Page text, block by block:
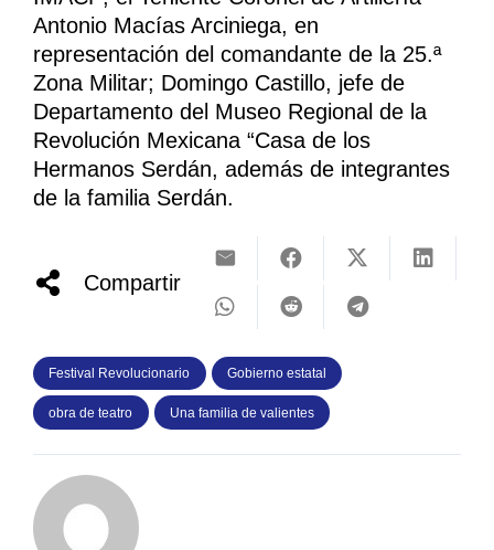
Antonio Macías Arciniega, en
representación del comandante de la 25.ª
Zona Militar; Domingo Castillo, jefe de
Departamento del Museo Regional de la
Revolución Mexicana “Casa de los
Hermanos Serdán, además de integrantes
de la familia Serdán.
Compartir
Festival Revolucionario Gobierno estatal
obra de teatro Una familia de valientes